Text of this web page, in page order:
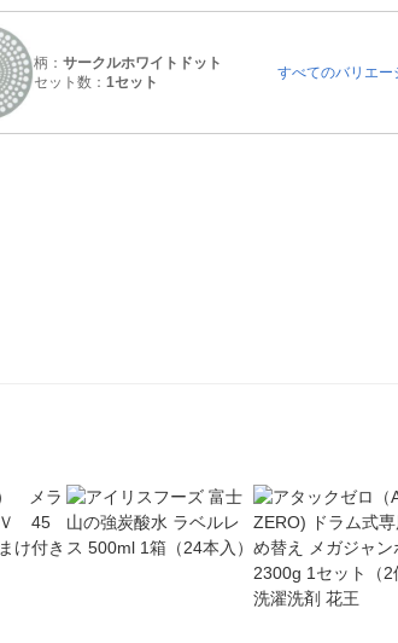
柄： サークルホワイトドット
セット数： 1セット
すべてのバリエー